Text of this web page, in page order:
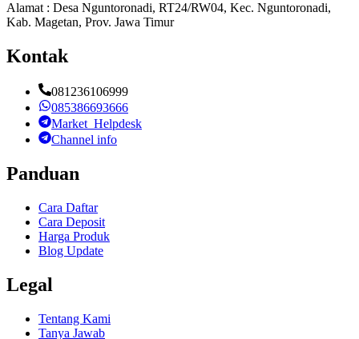
Alamat : Desa Nguntoronadi, RT24/RW04, Kec. Nguntoronadi,
Kab. Magetan, Prov. Jawa Timur
Kontak
081236106999
085386693666
Market_Helpdesk
Channel info
Panduan
Cara Daftar
Cara Deposit
Harga Produk
Blog Update
Legal
Tentang Kami
Tanya Jawab